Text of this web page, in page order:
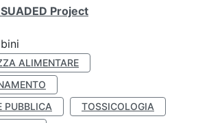
Project
ALIMENTARE
PUBBLICA
TOSSICOLOGIA